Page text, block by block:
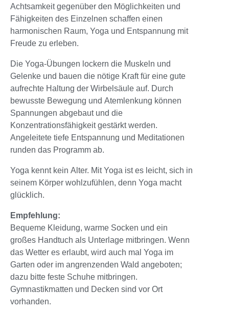
Achtsamkeit gegenüber den Möglichkeiten und
Fähigkeiten des Einzelnen schaffen einen
harmonischen Raum, Yoga und Entspannung mit
Freude zu erleben.
Die Yoga-Übungen lockern die Muskeln und
Gelenke und bauen die nötige Kraft für eine gute
aufrechte Haltung der Wirbelsäule auf. Durch
bewusste Bewegung und Atemlenkung können
Spannungen abgebaut und die
Konzentrationsfähigkeit gestärkt werden.
Angeleitete tiefe Entspannung und Meditationen
runden das Programm ab.
Yoga kennt kein Alter. Mit Yoga ist es leicht, sich in
seinem Körper wohlzufühlen, denn Yoga macht
glücklich.
Empfehlung:
Bequeme Kleidung, warme Socken und ein
großes Handtuch als Unterlage mitbringen. Wenn
das Wetter es erlaubt, wird auch mal Yoga im
Garten oder im angrenzenden Wald angeboten;
dazu bitte feste Schuhe mitbringen.
Gymnastikmatten und Decken sind vor Ort
vorhanden.